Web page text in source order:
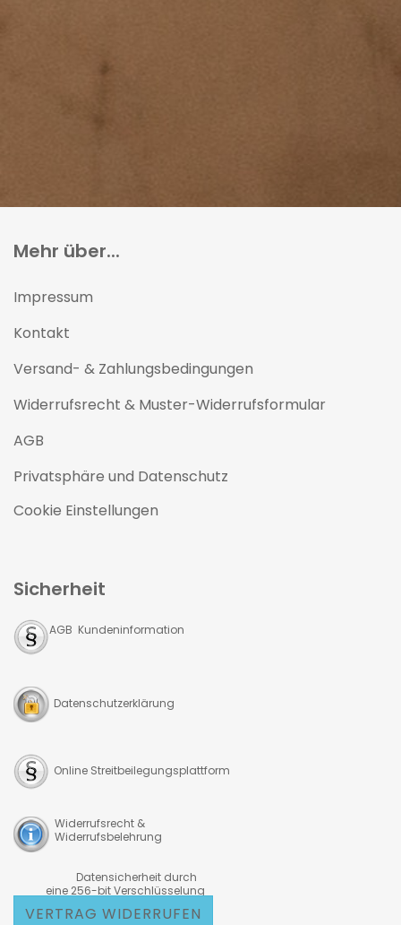
Mehr über...
Impressum
Kontakt
Versand- & Zahlungsbedingungen
Widerrufsrecht & Muster-Widerrufsformular
AGB
Privatsphäre und Datenschutz
Cookie Einstellungen
Sicherheit
AGB Kundeninformation
Datenschutzerklärung
Online Streitbeilegungsplattform
Widerrufsrecht &
Widerrufsbelehrung
Datensicherheit durch
eine 256-bit Verschlüsselung
VERTRAG WIDERRUFEN